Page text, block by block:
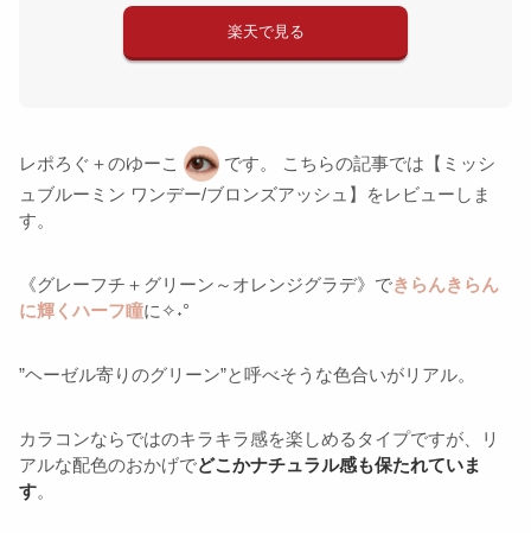
楽天で見る
レポろぐ＋のゆーこ
です。 こちらの記事では【ミッシ
ュブルーミン ワンデー/ブロンズアッシュ】をレビューしま
す。
《グレーフチ＋グリーン～オレンジグラデ》できらんきらん
に輝くハーフ瞳に✧˖°
”ヘーゼル寄りのグリーン”と呼べそうな色合いがリアル。
カラコンならではのキラキラ感を楽しめるタイプですが、リ
アルな配色のおかげでどこかナチュラル感も保たれていま
す。